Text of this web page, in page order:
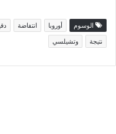
الوسوم أوروبا انتفاضة
نتيجة
وتشيلسي